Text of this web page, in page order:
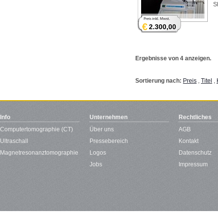
€2.300,00
Ergebnisse von 4 anzeigen.
Sortierung nach: Preis , Titel ,
Info
Computertomographie (CT)
Ultraschall
Magnetresonanztomographie
Unternehmen
Über uns
Pressebereich
Logos
Jobs
Rechtliches
AGB
Kontakt
Datenschutz
Impressum